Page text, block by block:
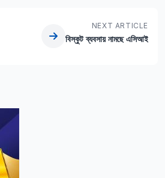
NEXT ARTICLE
বিস্কুট ব্যবসায় নামছে এসিআই